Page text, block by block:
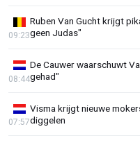
Ruben Van Gucht krijgt
geen Judas"
09:23
De Cauwer waarschuwt
gehad"
08:44
Visma krijgt nieuwe
diggelen
07:57